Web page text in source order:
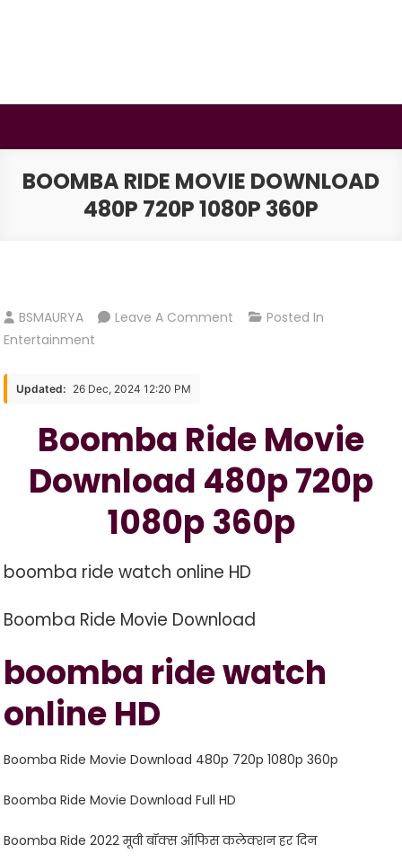
BOOMBA RIDE MOVIE DOWNLOAD
480P 720P 1080P 360P
BSMAURYA Leave A Comment On
480p
720p
1080p
360p
Posted In
Entertainment
Updated: 26 Dec, 2024 12:20 PM
Boomba Ride Movie
Download 480p 720p
1080p 360p
boomba ride watch online HD
Boomba Ride Movie Download
boomba ride watch
online HD
Boomba Ride Movie Download 480p 720p 1080p 360p
Boomba Ride Movie Download Full HD
Boomba Ride 2022 मूवी बॉक्स ऑफिस कलेक्शन हर दिन